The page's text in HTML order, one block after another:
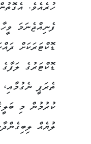
ހުރެއެވެ.
ފެނިއްޖެނަމަ
ޑޮކްޓަރަކަށް
ޑޮކްޓަރުގެ
ތެރަޕީ
ކުރުމުން މި
ލުޔެއް